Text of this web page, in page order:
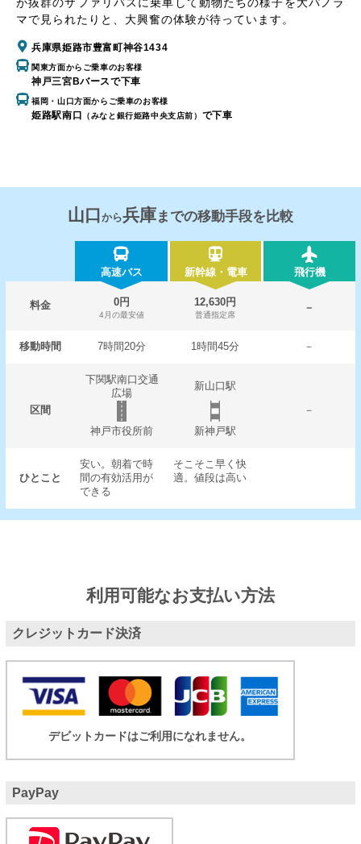
が抜群のサファリバスに乗車して動物たちの様子を大パノラ
マで見られたりと、大興奮の体験が待っています。
兵庫県姫路市豊富町神谷1434
関東方面からご乗車のお客様
神戸三宮Bバースで下車
福岡・山口方面からご乗車のお客様
姫路駅南口 （みなと銀行姫路中央支店前） で下車
山口 から兵庫までの移動手段を比較
高速バス 新幹線・電車 飛行機
料金 0円
4月の最安値
12,630円
普通指定席
－
移動時間 7時間20分 1時間45分 －
区間
下関駅南口交通
広場
新山口駅
－
神戸市役所前
新神戸駅
ひとこと
安い。朝着で時
間の有効活用が
できる
そこそこ早く快
適。値段は高い
利用可能なお支払い方法
クレジットカード決済
デビットカードはご利用になれません。
PayPay